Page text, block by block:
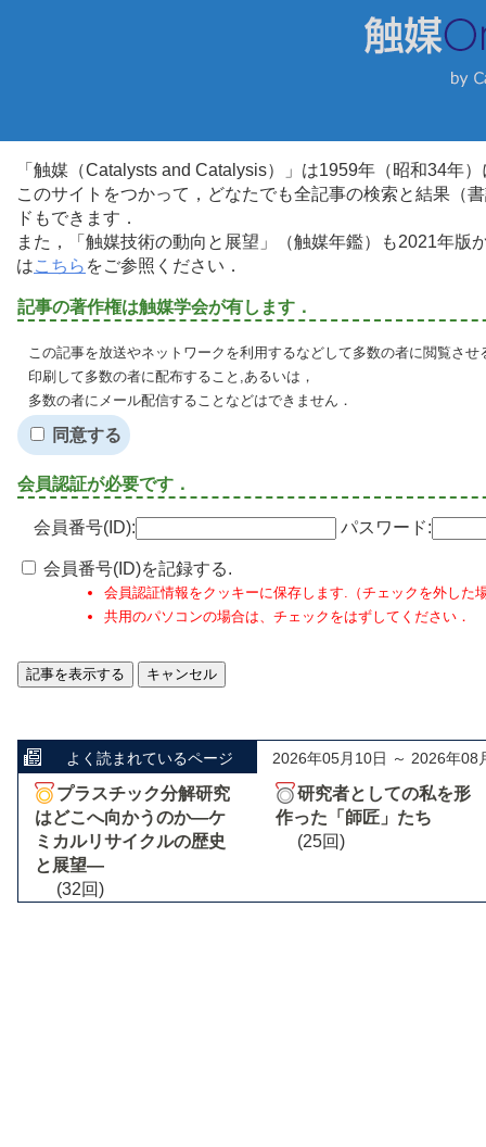
「触媒（Catalysts and Catalysis）」は1959年（昭和34年
このサイトをつかって，どなたでも全記事の検索と結果（
ドもできます．
また，「触媒技術の動向と展望」（触媒年鑑）も2021年
はこちら をご参照ください．
記事の著作権は触媒学会が有します．
この記事を放送やネットワークを利用するなどして多数の者に閲覧させ
印刷して多数の者に配布すること,あるいは，
多数の者にメール配信することなどはできません．
同意する
会員認証が必要です．
会員番号(ID): パスワード:
会員番号(ID)を記録する.
会員認証情報をクッキーに保存します.（チェックを外した
共用のパソコンの場合は、チェックをはずしてください．
よく読まれているページ 2026年05月10日 ～ 2026年08
プラスチック分解研究
はどこへ向かうのか―ケ
ミカルリサイクルの歴史
と展望―
(32回)
研究者としての私を形
作った「師匠」たち
(25回)